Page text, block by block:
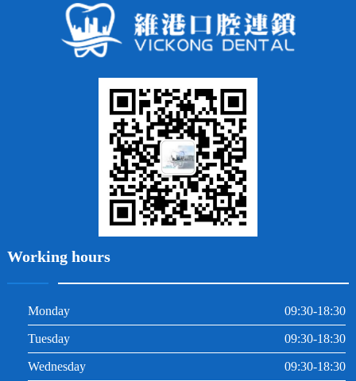
常見問題
牙列不齊
Working hours
Monday 09:30-18:30
Tuesday 09:30-18:30
Wednesday 09:30-18:30